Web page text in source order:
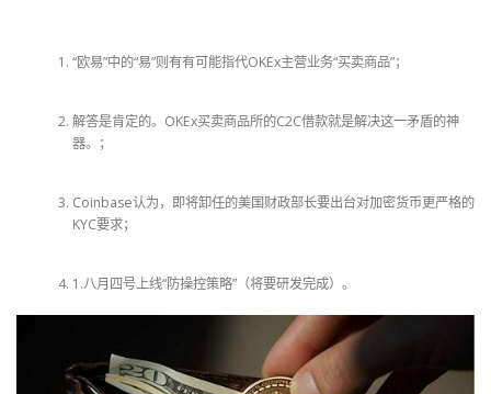
“欧易”中的“易”则有有可能指代OKEx主营业务“买卖商品”；
解答是肯定的。OKEx买卖商品所的C2C借款就是解决这一矛盾的神
器。；
Coinbase认为，即将卸任的美国财政部长要出台对加密货币更严格的
KYC要求；
1.八月四号上线“防操控策略”（将要研发完成）。